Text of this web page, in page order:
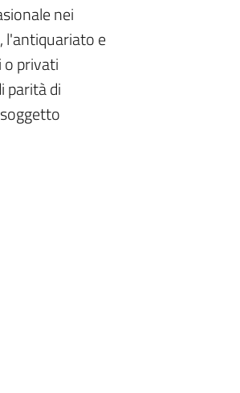
nei
l'antiquariato e
o privati
parità di